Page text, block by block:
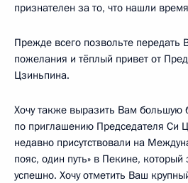
признателен за то, что нашли
Прежде всего позвольте передать
пожелания и тёплый привет от
Цзиньпина.
Хочу также выразить Вам большую
по приглашению Председателя Си
недавно присутствовали на
пояс, один путь» в Пекине,
успешно. Хочу отметить Ваш